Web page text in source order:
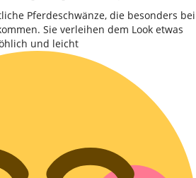
Pferdeschwänze, die besonders bei
Sie verleihen dem Look etwas
und leicht